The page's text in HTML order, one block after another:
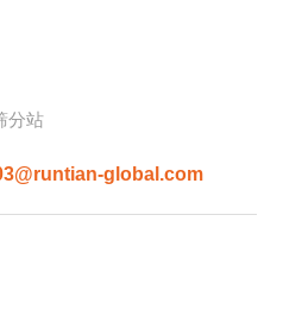
分站
global.com